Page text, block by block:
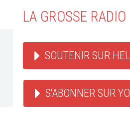
LA GROSSE RADIO
SOUTENIR SUR
S'ABONNER SUR